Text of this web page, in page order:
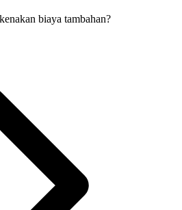
biaya tambahan?